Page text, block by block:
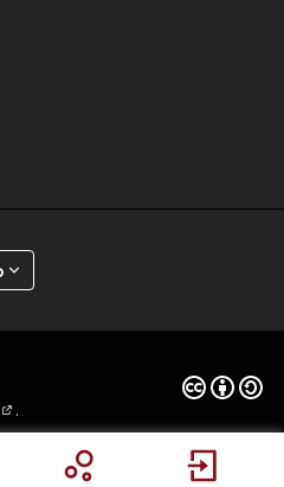
(Collegamento esterno)
.
Licenza